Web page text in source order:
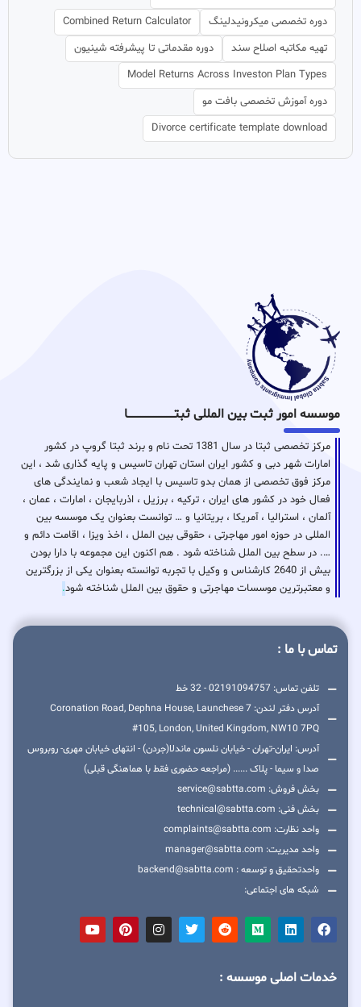
دوره تخصصی میکرونیدلینگ
Combined Return Calculator
تهیه مکاتبه اصلاح سند
دوره مقدماتی تا پیشرفته شینیون
Model Returns Across Investon Plan Types
دوره آموزش تخصصی بافت مو
Divorce certificate template download
موسسه امور ثبت بین المللی ثبتـــــــــــــــــــــــــــــا
مرکز تخصصی ثبتا در سال 1381 تحت نام و برند ثبتا گروپ در کشور
امارات شهر دبی و کشور ایران استان تهران تاسیس و پایه گذاری شد ، این
مرکز فوق تخصصی از همان بدو تاسیس با ایجاد شعب و نمایندگی های
فعال خود در کشور های ایران ، ترکیه ، برزیل ، اذربایجان ، امارات ، عمان ،
آلمان ، استرالیا ، آمریکا ، بریتانیا و … توانست بعنوان یک موسسه بین
المللی در حوزه امور مهاجرتی ، حقوقی بین الملل ، اخذ ویزا ، اقامت دائم و
…. در سطح بین الملل شناخته شود . هم اکنون این مجموعه با دارا بودن
بیش از 2640 کارشناس و وکیل با تجربه توانسته بعنوان یکی از بزرگترین
و معتبرترین موسسات مهاجرتی و حقوق بین الملل شناخته شود.
تماس با ما :
تلفن تماس: 02191094757 - 32 خط
آدرس دفتر لندن: 7 Coronation Road, Dephna House, Launchese
#105, London, United Kingdom, NW10 7PQ
آدرس: ایران-تهران - خیابان نلسون ماندلا(جردن) - انتهای خیابان مهری- روبروس
صدا و سیما - پلاک ...... (مراجعه حضوری فقط با هماهنگی قبلی)
بخش فروش: service@sabtta.com
بخش فنی: technical@sabtta.com
واحد نظارت: complaints@sabtta.com
واحد مدیریت: manager@sabtta.com
واحدتحقیق و توسعه : backend@sabtta.com
شبکه های اجتماعی:
خدمات اصلی موسسه :